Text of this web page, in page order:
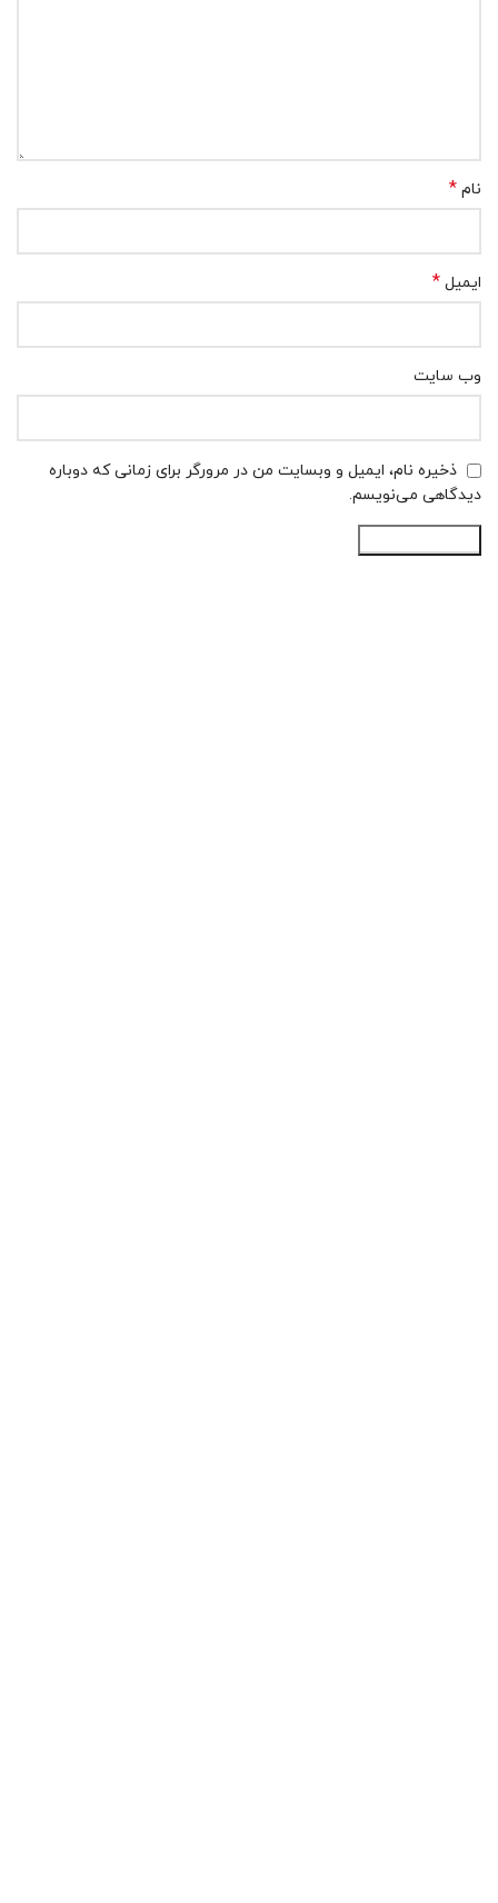
نام *
ایمیل *
وب‌ سایت
ذخیره نام، ایمیل و وبسایت من در مرورگر برای زمانی که دوباره
دیدگاهی می‌نویسم.